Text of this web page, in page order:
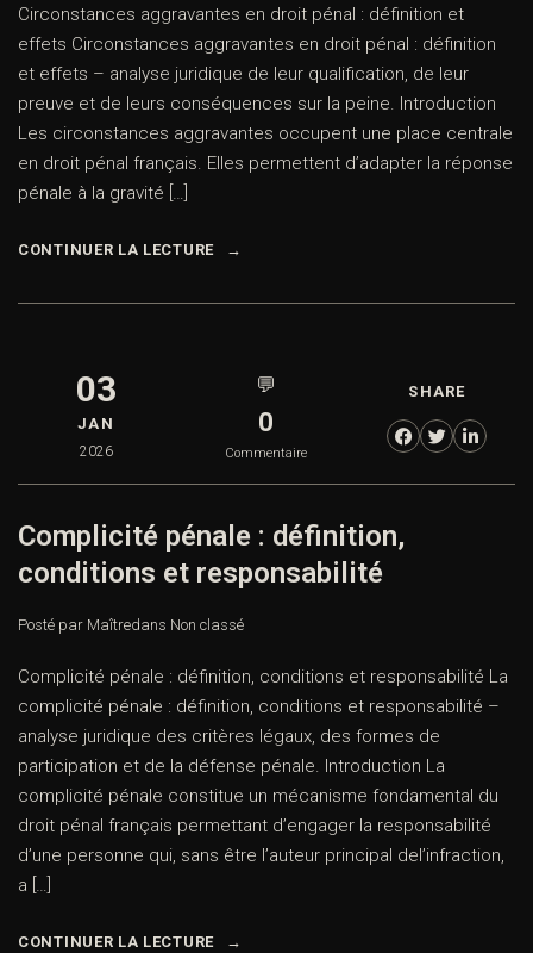
Circonstances aggravantes en droit pénal : définition et
effets Circonstances aggravantes en droit pénal : définition
et effets – analyse juridique de leur qualification, de leur
preuve et de leurs conséquences sur la peine. Introduction
Les circonstances aggravantes occupent une place centrale
en droit pénal français. Elles permettent d’adapter la réponse
pénale à la gravité […]
CONTINUER LA LECTURE
03
JAN
2026
💬
0
Commentaire
SHARE
Complicité pénale : définition,
conditions et responsabilité
Posté par Maîtredans Non classé
Complicité pénale : définition, conditions et responsabilité La
complicité pénale : définition, conditions et responsabilité –
analyse juridique des critères légaux, des formes de
participation et de la défense pénale. Introduction La
complicité pénale constitue un mécanisme fondamental du
droit pénal français permettant d’engager la responsabilité
d’une personne qui, sans être l’auteur principal del’infraction,
a […]
CONTINUER LA LECTURE